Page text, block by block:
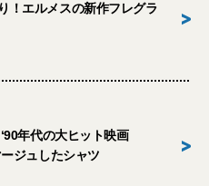
！エルメスの新作フレグラ
>
年代の大ヒット映画
ージュしたシャツ
>